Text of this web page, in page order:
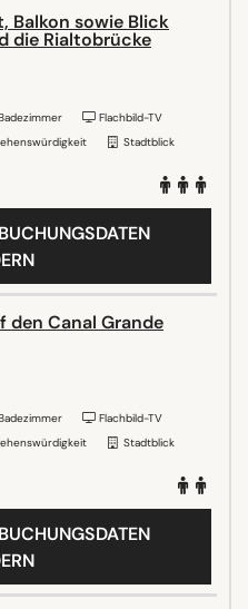
Balkon sowie Blick
die Rialtobrücke
Flachbild-TV
Stadtblick
den Canal Grande
Flachbild-TV
Stadtblick